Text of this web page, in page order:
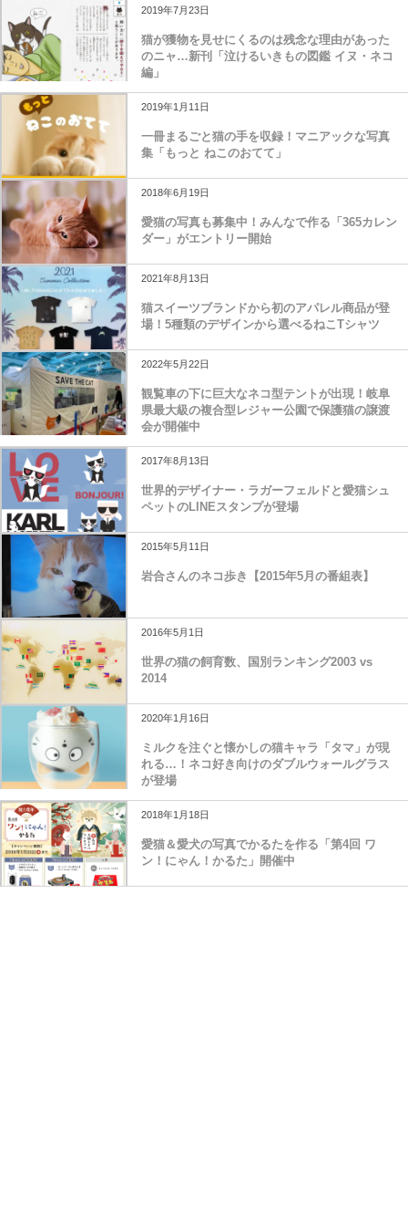
2019年7月23日
猫が獲物を見せにくるのは残念な理由があった
のニャ…新刊「泣けるいきもの図鑑 イヌ・ネコ
編」
2019年1月11日
一冊まるごと猫の手を収録！マニアックな写真
集「もっと ねこのおてて」
2018年6月19日
愛猫の写真も募集中！みんなで作る「365カレン
ダー」がエントリー開始
2021年8月13日
猫スイーツブランドから初のアパレル商品が登
場！5種類のデザインから選べるねこTシャツ
2022年5月22日
観覧車の下に巨大なネコ型テントが出現！岐阜
県最大級の複合型レジャー公園で保護猫の譲渡
会が開催中
2017年8月13日
世界的デザイナー・ラガーフェルドと愛猫シュ
ペットのLINEスタンプが登場
2015年5月11日
岩合さんのネコ歩き【2015年5月の番組表】
2016年5月1日
世界の猫の飼育数、国別ランキング2003 vs
2014
2020年1月16日
ミルクを注ぐと懐かしの猫キャラ「タマ」が現
れる…！ネコ好き向けのダブルウォールグラス
が登場
2018年1月18日
愛猫＆愛犬の写真でかるたを作る「第4回 ワ
ン！にゃん！かるた」開催中